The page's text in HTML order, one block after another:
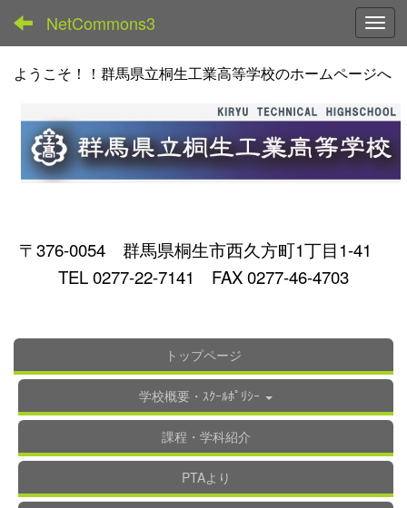
NetCommons3
ようこそ！！群馬県立桐生工業高等学校のホームページへ
〒376-0054 群馬県桐生市西久方町1丁目1-41
TEL 0277-22-7141 FAX 0277-46-4703
トップページ
学校概要・ｽｸｰﾙﾎﾟﾘｼｰ
課程・学科紹介
PTAより